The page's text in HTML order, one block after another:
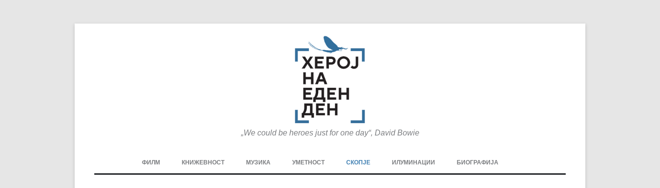
„We could be heroes just for one day“, David Bowie
ФИЛМ КНИЖЕВНОСТ МУЗИКА УМЕТНОСТ СКОПЈЕ ИЛУМИНАЦИИ БИОГРАФИЈА